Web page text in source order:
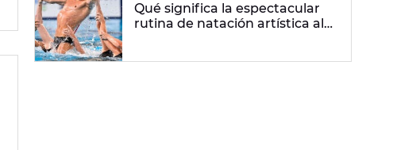
Qué significa la espectacular
rutina de natación artística al